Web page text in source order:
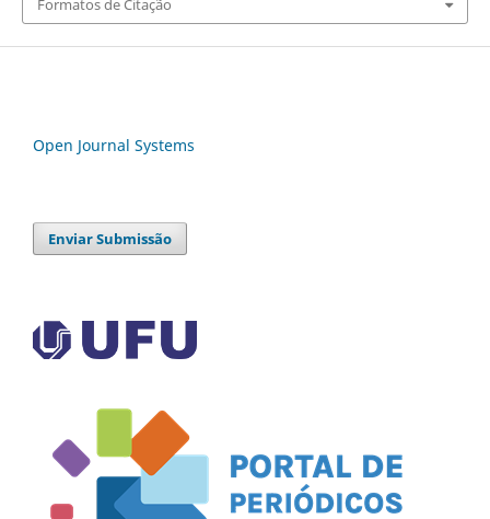
Formatos de Citação
Open Journal Systems
Enviar Submissão